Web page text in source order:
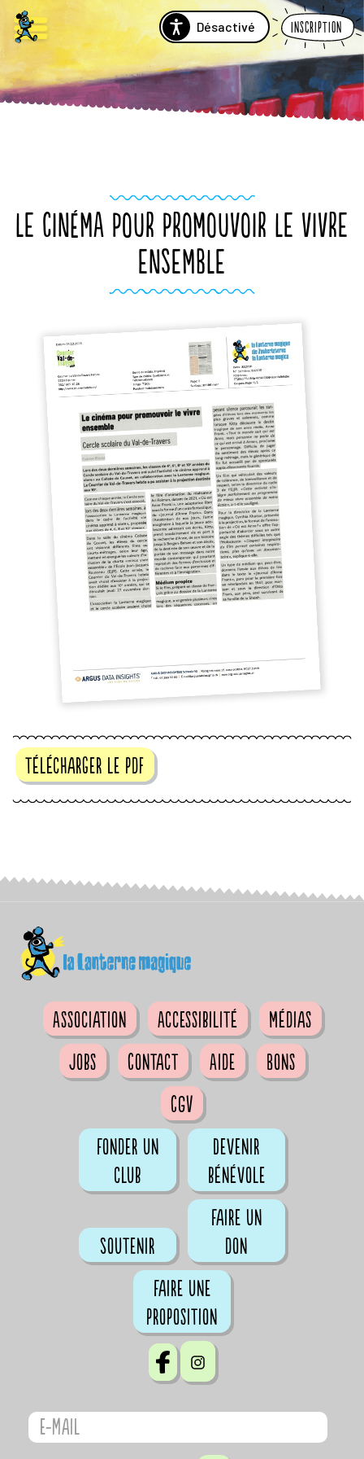
Désactivé Inscription
LE CINÉMA POUR PROMOUVOIR LE VIVRE
ENSEMBLE
télécharger le pdf
Association Accessibilité
Médias
Jobs
Contact Aide
Bons
CGV
Fonder un
club
Devenir
bénévole
Soutenir
Faire un
don
Faire une
proposition